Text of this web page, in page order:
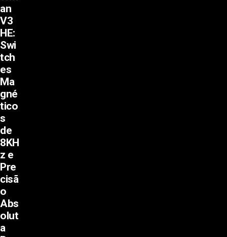
an
V3
HE:
Swi
tch
es
Ma
gné
tico
s
de
8KH
z e
Pre
cisã
o
Abs
olut
a